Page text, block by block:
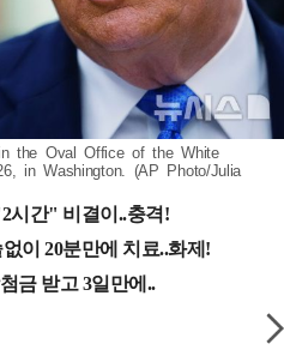
the Oval Office of the White
in Washington. (AP Photo/Julia